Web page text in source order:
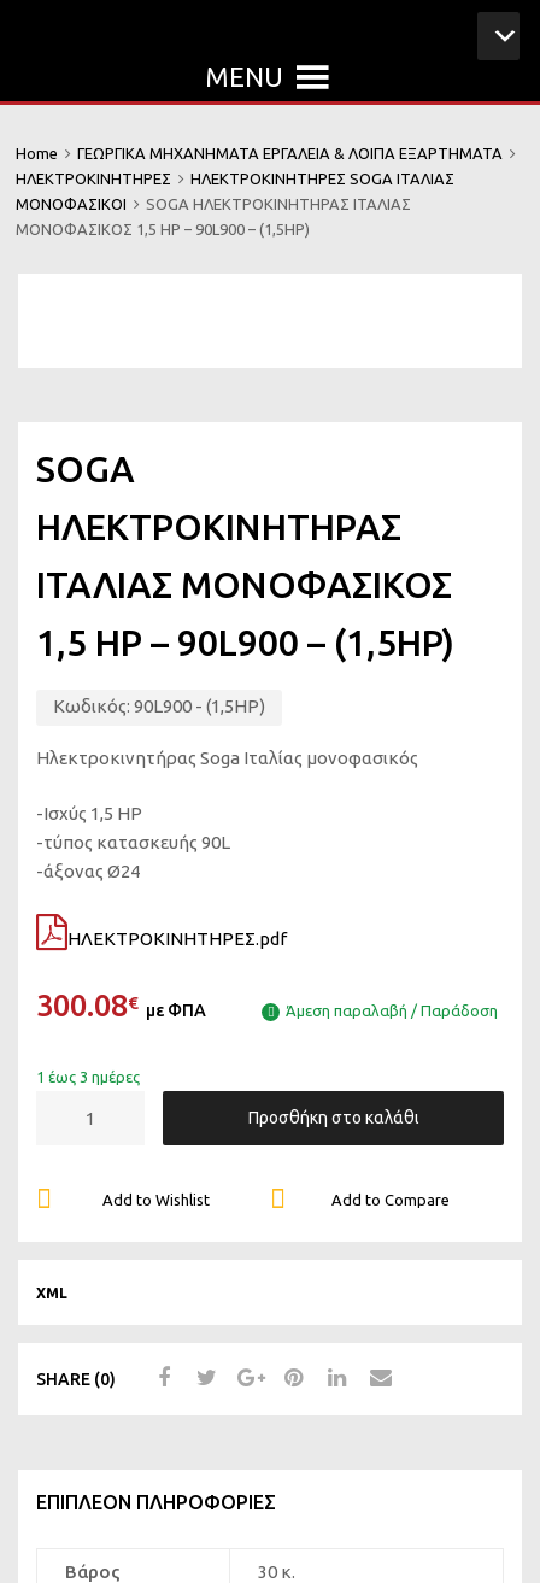
MENU
Home
ΓΕΩΡΓΙΚΑ ΜΗΧΑΝΗΜΑΤΑ ΕΡΓΑΛΕΙΑ & ΛΟΙΠΑ ΕΞΑΡΤΗΜΑΤΑ
ΗΛΕΚΤΡΟΚΙΝΗΤΗΡΕΣ
ΗΛΕΚΤΡΟΚΙΝΗΤΗΡΕΣ SOGA ΙΤΑΛΙΑΣ
ΜΟΝΟΦΑΣΙΚΟΙ
SOGA ΗΛΕΚΤΡΟΚΙΝΗΤΗΡΑΣ ΙΤΑΛΙΑΣ
ΜΟΝΟΦΑΣΙΚΟΣ 1,5 HP – 90L900 – (1,5HP)
SOGA
ΗΛΕΚΤΡΟΚΙΝΗΤΗΡΑΣ
ΙΤΑΛΙΑΣ ΜΟΝΟΦΑΣΙΚΟΣ
1,5 HP – 90L900 – (1,5HP)
Κωδικός: 90L900 - (1,5HP)
Ηλεκτροκινητήρας Soga Ιταλίας μονοφασικός
-Ισχύς 1,5 HP
-τύπος κατασκευής 90L
-άξονας Ø24
ΗΛΕΚΤΡΟΚΙΝΗΤΗΡΕΣ.pdf
300.08€ με ΦΠΑ Άμεση παραλαβή / Παράδοση
1 έως 3 ημέρες
Προσθήκη στο καλάθι
Add to Compare
Add to Wishlist
XML
SHARE (0)
ΕΠΙΠΛΈΟΝ ΠΛΗΡΟΦΟΡΊΕΣ
Βάρος 30 κ.